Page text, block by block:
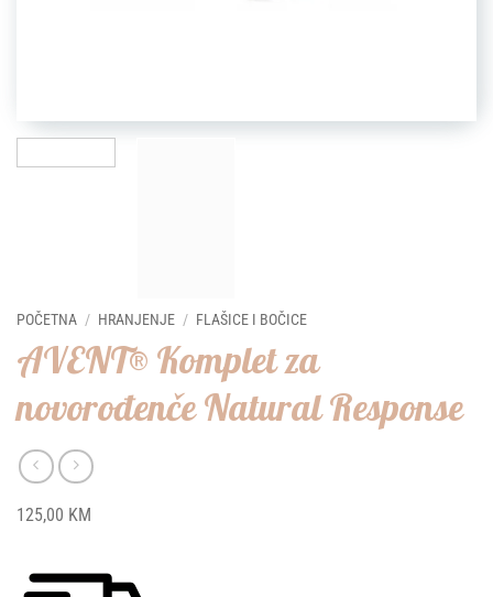
POČETNA / HRANJENJE / FLAŠICE I BOČICE
AVENT® Komplet za
novorođenče Natural Response
125,00 KM